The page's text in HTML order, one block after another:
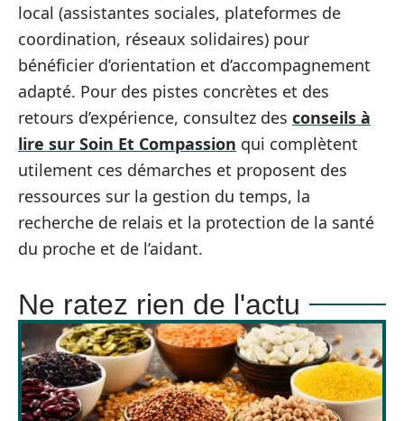
local (assistantes sociales, plateformes de
coordination, réseaux solidaires) pour
bénéficier d’orientation et d’accompagnement
adapté. Pour des pistes concrètes et des
retours d’expérience, consultez des conseils à
lire sur Soin Et Compassion qui complètent
utilement ces démarches et proposent des
ressources sur la gestion du temps, la
recherche de relais et la protection de la santé
du proche et de l’aidant.
Ne ratez rien de l'actu